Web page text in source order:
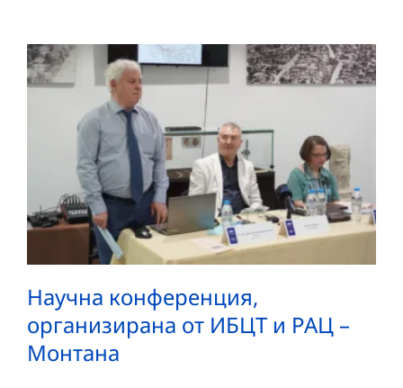
Научна конференция,
организирана от ИБЦТ и РАЦ –
Монтана